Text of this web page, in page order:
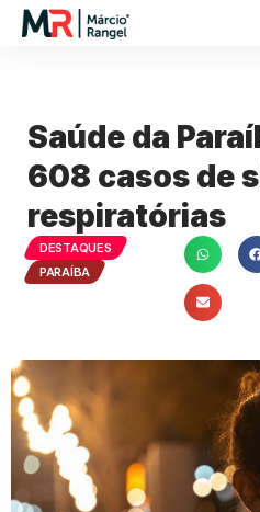
Saúde da
608 casos de
respiratórias
DESTAQUES
PARAÍBA